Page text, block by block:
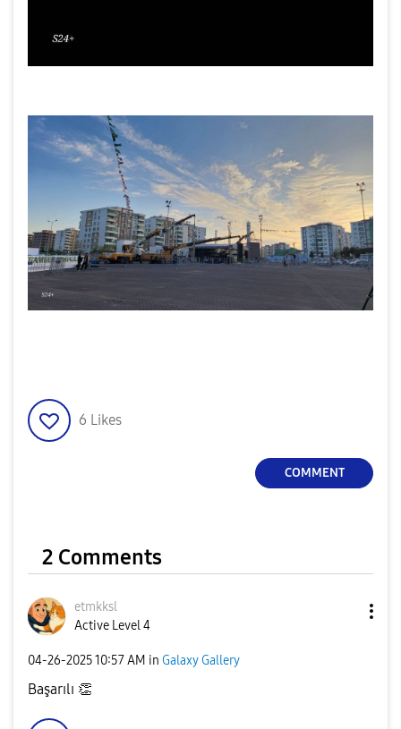
6 Likes
COMMENT
2 Comments
etmkksl
Active Level 4
‎04-26-202510:57 AM in Galaxy Gallery
Başarılı 👏